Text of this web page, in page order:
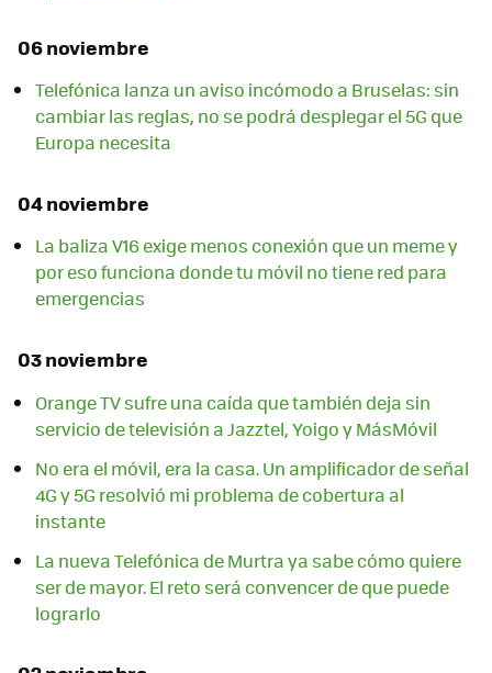
06 noviembre
Telefónica lanza un aviso incómodo a Bruselas: sin
cambiar las reglas, no se podrá desplegar el 5G que
Europa necesita
04 noviembre
La baliza V16 exige menos conexión que un meme y
por eso funciona donde tu móvil no tiene red para
emergencias
03 noviembre
Orange TV sufre una caída que también deja sin
servicio de televisión a Jazztel, Yoigo y MásMóvil
No era el móvil, era la casa. Un amplificador de señal
4G y 5G resolvió mi problema de cobertura al
instante
La nueva Telefónica de Murtra ya sabe cómo quiere
ser de mayor. El reto será convencer de que puede
lograrlo